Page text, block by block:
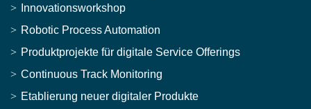
Innovationsworkshop
Robotic Process Automation
Produktprojekte für digitale Service Offerings
Continuous Track Monitoring
Etablierung neuer digitaler Produkte